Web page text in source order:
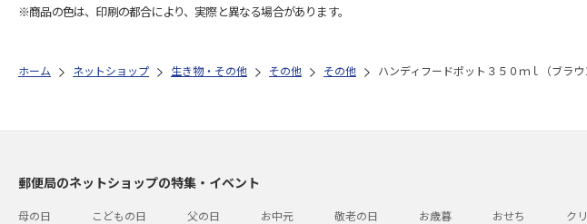
※商品の色は、印刷の都合により、実際と異なる場合があります。
ホーム ネットショップ 生き物・その他 その他 その他 ハンディフードポット３５０ｍｌ（ブラ
郵便局のネットショップの特集・イベント
母の日 こどもの日 父の日 お中元 敬老の日 お歳暮 おせち ク